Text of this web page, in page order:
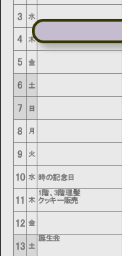
13 土
誕生会
12 金
11 木
1階、3階理髪
クッキー販売
10 水 時の記念日
9 火
8 月
7 日
6 土
5 金
4 木
3 水